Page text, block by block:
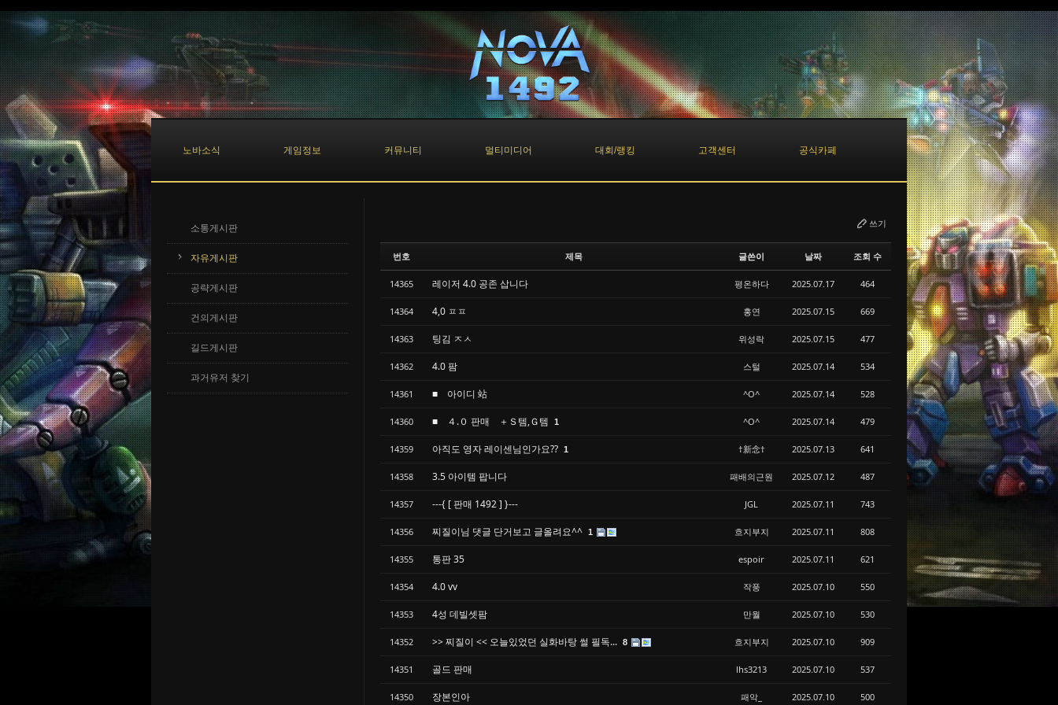
노바소식 게임정보 커뮤니티 멀티미디어 대회/랭킹 고객센터 공식카페
소통게시판
자유게시판
공략게시판
건의게시판
길드게시판
과거유저 찾기
쓰기
번호 제목 글쓴이 날짜 조회 수
14365 레이저 4.0 공존 삽니다 평온하다 2025.07.17 464
14364 4,0 ㅍㅍ 홍연 2025.07.15 669
14363 팅김 ㅈㅅ 위성락 2025.07.15 477
14362 4.0 팜 스털 2025.07.14 534
14361 ■ 아이디 站 ^O^ 2025.07.14 528
14360 ■ ４.０ 판매 ＋Ｓ템,Ｇ템 1 ^O^ 2025.07.14 479
14359 아직도 영자 레이센님인가요?? 1 †新念† 2025.07.13 641
14358 3.5 아이템 팝니다 패배의근원 2025.07.12 487
14357 ---{ [ 판매 1492 ] }--- JGL 2025.07.11 743
14356 찌질이님 댓글 단거보고 글올려요^^ 1 흐지부지 2025.07.11 808
14355 통판 35 espoir 2025.07.11 621
14354 4.0 vv 작풍 2025.07.10 550
14353 4성 데빌셋팜 만월 2025.07.10 530
14352 >> 찌질이 << 오늘있었던 실화바탕 썰 필독... 8 흐지부지 2025.07.10 909
14351 골드 판매 lhs3213 2025.07.10 537
14350 장본인아 패악_ 2025.07.10 500
Sketchbook5, 스케치북5
Sketchbook5, 스케치북5